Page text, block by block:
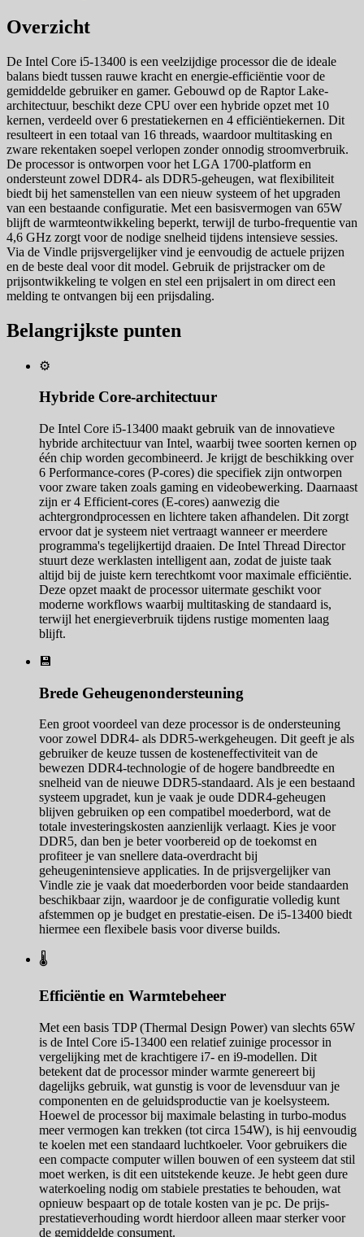
Overzicht
De Intel Core i5-13400 is een veelzijdige processor die de ideale
balans biedt tussen rauwe kracht en energie-efficiëntie voor de
gemiddelde gebruiker en gamer. Gebouwd op de Raptor Lake-
architectuur, beschikt deze CPU over een hybride opzet met 10
kernen, verdeeld over 6 prestatiekernen en 4 efficiëntiekernen. Dit
resulteert in een totaal van 16 threads, waardoor multitasking en
zware rekentaken soepel verlopen zonder onnodig stroomverbruik.
De processor is ontworpen voor het LGA 1700-platform en
ondersteunt zowel DDR4- als DDR5-geheugen, wat flexibiliteit
biedt bij het samenstellen van een nieuw systeem of het upgraden
van een bestaande configuratie. Met een basisvermogen van 65W
blijft de warmteontwikkeling beperkt, terwijl de turbo-frequentie van
4,6 GHz zorgt voor de nodige snelheid tijdens intensieve sessies.
Via de Vindle prijsvergelijker vind je eenvoudig de actuele prijzen
en de beste deal voor dit model. Gebruik de prijstracker om de
prijsontwikkeling te volgen en stel een prijsalert in om direct een
melding te ontvangen bij een prijsdaling.
Belangrijkste punten
⚙️
Hybride Core-architectuur
De Intel Core i5-13400 maakt gebruik van de innovatieve
hybride architectuur van Intel, waarbij twee soorten kernen op
één chip worden gecombineerd. Je krijgt de beschikking over
6 Performance-cores (P-cores) die specifiek zijn ontworpen
voor zware taken zoals gaming en videobewerking. Daarnaast
zijn er 4 Efficient-cores (E-cores) aanwezig die
achtergrondprocessen en lichtere taken afhandelen. Dit zorgt
ervoor dat je systeem niet vertraagt wanneer er meerdere
programma's tegelijkertijd draaien. De Intel Thread Director
stuurt deze werklasten intelligent aan, zodat de juiste taak
altijd bij de juiste kern terechtkomt voor maximale efficiëntie.
Deze opzet maakt de processor uitermate geschikt voor
moderne workflows waarbij multitasking de standaard is,
terwijl het energieverbruik tijdens rustige momenten laag
blijft.
💾
Brede Geheugenondersteuning
Een groot voordeel van deze processor is de ondersteuning
voor zowel DDR4- als DDR5-werkgeheugen. Dit geeft je als
gebruiker de keuze tussen de kosteneffectiviteit van de
bewezen DDR4-technologie of de hogere bandbreedte en
snelheid van de nieuwe DDR5-standaard. Als je een bestaand
systeem upgradet, kun je vaak je oude DDR4-geheugen
blijven gebruiken op een compatibel moederbord, wat de
totale investeringskosten aanzienlijk verlaagt. Kies je voor
DDR5, dan ben je beter voorbereid op de toekomst en
profiteer je van snellere data-overdracht bij
geheugenintensieve applicaties. In de prijsvergelijker van
Vindle zie je vaak dat moederborden voor beide standaarden
beschikbaar zijn, waardoor je de configuratie volledig kunt
afstemmen op je budget en prestatie-eisen. De i5-13400 biedt
hiermee een flexibele basis voor diverse builds.
🌡️
Efficiëntie en Warmtebeheer
Met een basis TDP (Thermal Design Power) van slechts 65W
is de Intel Core i5-13400 een relatief zuinige processor in
vergelijking met de krachtigere i7- en i9-modellen. Dit
betekent dat de processor minder warmte genereert bij
dagelijks gebruik, wat gunstig is voor de levensduur van je
componenten en de geluidsproductie van je koelsysteem.
Hoewel de processor bij maximale belasting in turbo-modus
meer vermogen kan trekken (tot circa 154W), is hij eenvoudig
te koelen met een standaard luchtkoeler. Voor gebruikers die
een compacte computer willen bouwen of een systeem dat stil
moet werken, is dit een uitstekende keuze. Je hebt geen dure
waterkoeling nodig om stabiele prestaties te behouden, wat
opnieuw bespaart op de totale kosten van je pc. De prijs-
prestatieverhouding wordt hierdoor alleen maar sterker voor
de gemiddelde consument.